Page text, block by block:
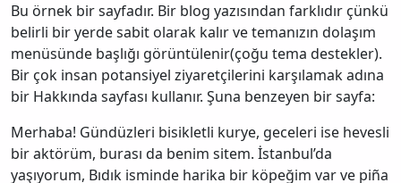
Bu örnek bir sayfadır. Bir blog yazısından farklıdır çünkü
belirli bir yerde sabit olarak kalır ve temanızın dolaşım
menüsünde başlığı görüntülenir(çoğu tema destekler).
Bir çok insan potansiyel ziyaretçilerini karşılamak adına
bir Hakkında sayfası kullanır. Şuna benzeyen bir sayfa:
Merhaba! Gündüzleri bisikletli kurye, geceleri ise hevesli
bir aktörüm, burası da benim sitem. İstanbul’da
yaşıyorum, Bıdık isminde harika bir köpeğim var ve piña